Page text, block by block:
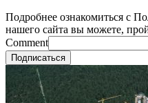
Подробнее ознакомиться с
нашего сайта вы можете,
Comment
Подписаться